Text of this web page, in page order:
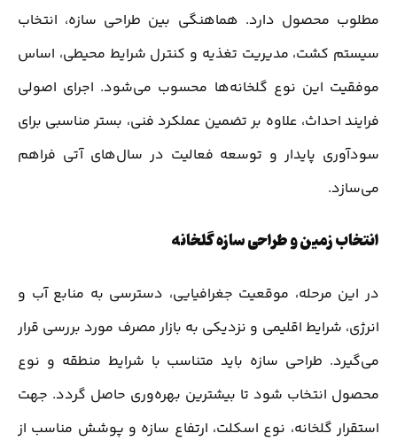
مطلوب محصول دارد. هماهنگی بین طراحی سازه، انتخاب
سیستم کشت، مدیریت تغذیه و کنترل شرایط محیطی، اساس
موفقیت این نوع گلخانه‌ها محسوب می‌شود. اجرای اصولی
فرایند احداث، علاوه بر تضمین عملکرد فنی، بستر مناسبی برای
سودآوری پایدار و توسعه فعالیت در سال‌های آتی فراهم
می‌سازد.
انتخاب زمین و طراحی سازه گلخانه
در این مرحله، موقعیت جغرافیایی، دسترسی به منابع آب و
انرژی، شرایط اقلیمی و نزدیکی به بازار مصرف مورد بررسی قرار
می‌گیرد. طراحی سازه باید متناسب با شرایط منطقه و نوع
محصول انتخاب شود تا بیشترین بهره‌وری حاصل گردد. جهت
استقرار گلخانه، نوع اسکلت، ارتفاع سازه و پوشش مناسب از